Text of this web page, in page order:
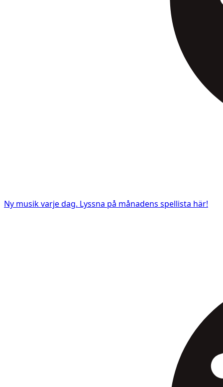
Ny musik varje dag. Lyssna på månadens spellista här!